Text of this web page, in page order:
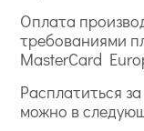
Оплата
требованиями
MasterCard
Расплатиться
можно в